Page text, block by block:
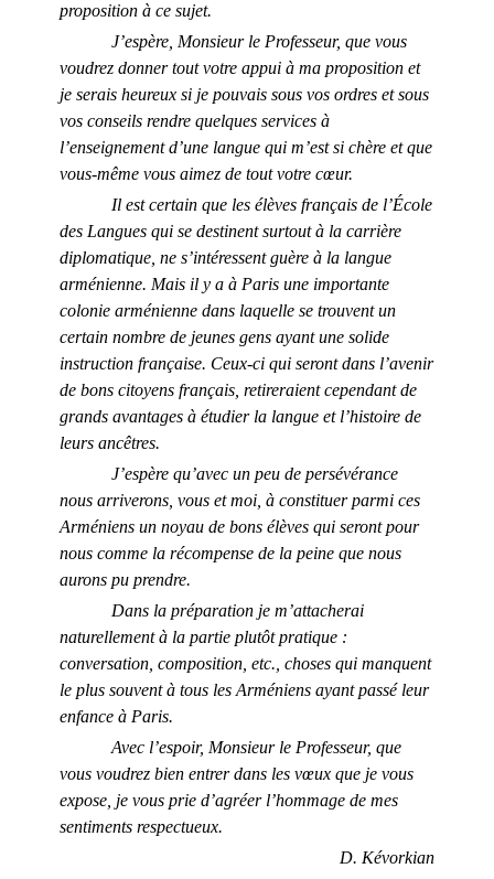
proposition à ce sujet.
J’espère, Monsieur le Professeur, que vous
voudrez donner tout votre appui à ma proposition et
je serais heureux si je pouvais sous vos ordres et sous
vos conseils rendre quelques services à
l’enseignement d’une langue qui m’est si chère et que
vous-même vous aimez de tout votre cœur.
Il est certain que les élèves français de l’École
des Langues qui se destinent surtout à la carrière
diplomatique, ne s’intéressent guère à la langue
arménienne. Mais il y a à Paris une importante
colonie arménienne dans laquelle se trouvent un
certain nombre de jeunes gens ayant une solide
instruction française. Ceux-ci qui seront dans l’avenir
de bons citoyens français, retireraient cependant de
grands avantages à étudier la langue et l’histoire de
leurs ancêtres.
J’espère qu’avec un peu de persévérance
nous arriverons, vous et moi, à constituer parmi ces
Arméniens un noyau de bons élèves qui seront pour
nous comme la récompense de la peine que nous
aurons pu prendre.
Dans la préparation je m’attacherai
naturellement à la partie plutôt pratique :
conversation, composition, etc., choses qui manquent
le plus souvent à tous les Arméniens ayant passé leur
enfance à Paris.
Avec l’espoir, Monsieur le Professeur, que
vous voudrez bien entrer dans les vœux que je vous
expose, je vous prie d’agréer l’hommage de mes
sentiments respectueux.
D. Kévorkian